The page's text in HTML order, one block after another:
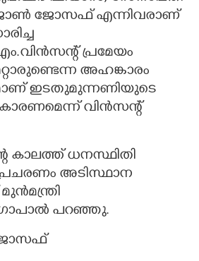
ജോസഫ് എന്നിവരാണ്
പ്രമേയം
അഹങ്കാരം
ഇടതുമുന്നണിയുടെ
വിൻസന്റ്
കാലത്ത് ധനസ്ഥിതി
അടിസ്ഥാന
പറഞ്ഞു.